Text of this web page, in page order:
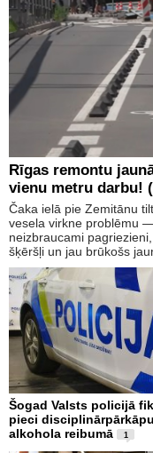
Rīgas remontu
vienu metru darbu!
Čaka ielā pie Zemitānu
vesela virkne problēmu
neizbraucami
šķēršļi un jau brūkošs
Šogad Valsts policijā
pieci
alkohola reibumā
1